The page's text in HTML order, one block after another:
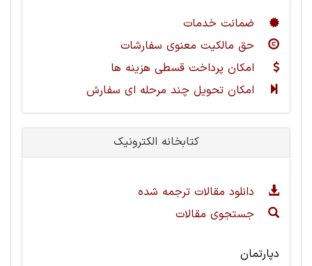
ضمانت خدمات
حق مالکیت معنوی سفارشات
امکان پرداخت قسطی هزینه ها
امکان تحویل چند مرحله ای سفارش
کتابخانه الکترونیک
دانلود مقالات ترجمه شده
جستجوی مقالات
دپارتمان